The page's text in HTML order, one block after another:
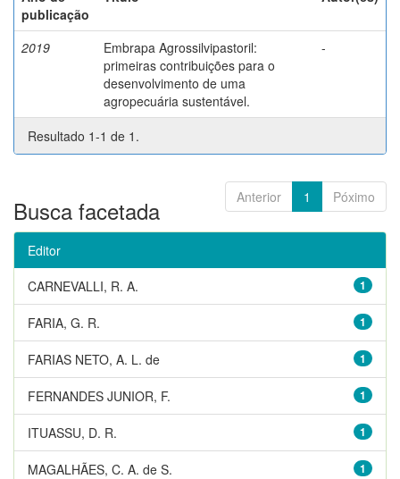
publicação
2019
Embrapa Agrossilvipastoril:
primeiras contribuições para o
desenvolvimento de uma
agropecuária sustentável.
-
Resultado 1-1 de 1.
Anterior 1 Póximo
Busca facetada
Editor
1
CARNEVALLI, R. A.
1
FARIA, G. R.
1
FARIAS NETO, A. L. de
1
FERNANDES JUNIOR, F.
1
ITUASSU, D. R.
1
MAGALHÃES, C. A. de S.